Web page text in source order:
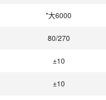
*大6000
80/270
±10
±10